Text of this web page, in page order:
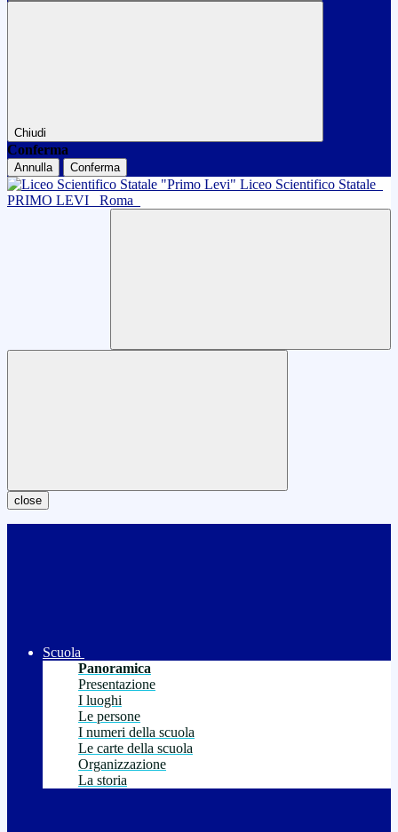
Chiudi
Conferma
Annulla Conferma
Liceo Scientifico Statale
PRIMO LEVI
Roma
close
Scuola
Panoramica
Presentazione
I luoghi
Le persone
I numeri della scuola
Le carte della scuola
Organizzazione
La storia